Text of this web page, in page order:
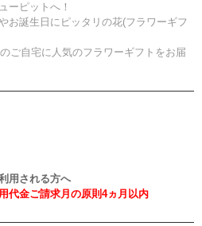
ーピットへ！
お誕生日にピッタリの花(フラワーギフ
ご自宅に人気のフラワーギフトをお届
用される方へ
代金ご請求月の原則4ヵ月以内